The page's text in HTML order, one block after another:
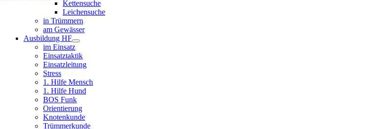
Kettensuche
Leichensuche
in Trümmern
am Gewässer
Ausbildung HF
im Einsatz
Einsatztaktik
Einsatzleitung
Stress
1. Hilfe Mensch
1. Hilfe Hund
BOS Funk
Orientierung
Knotenkunde
Trümmerkunde